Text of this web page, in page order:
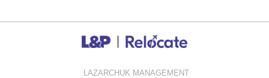
LAZARCHUK MANAGEMENT